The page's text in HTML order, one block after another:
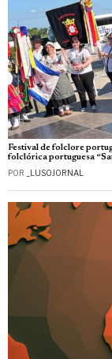
Festival de folclore
folclórica portuguesa
POR _LUSOJORNAL